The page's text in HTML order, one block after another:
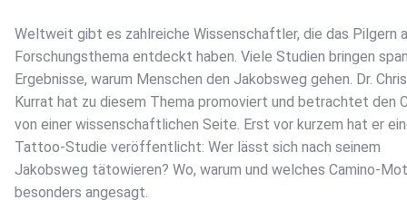
Weltweit gibt es zahlreiche Wissenschaftler, die das Pilgern
Forschungsthema entdeckt haben. Viele Studien bringen
Ergebnisse, warum Menschen den Jakobsweg gehen. Dr.
Kurrat hat zu diesem Thema promoviert und betrachtet den
von einer wissenschaftlichen Seite. Erst vor kurzem hat er
Tattoo-Studie veröffentlicht: Wer lässt sich nach seinem
Jakobsweg tätowieren? Wo, warum und welches Camino-
besonders angesagt.